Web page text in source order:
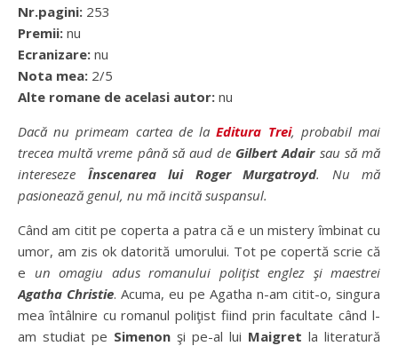
Nr.pagini: 253
Premii: nu
Ecranizare: nu
Nota mea: 2/5
Alte romane de acelasi autor: nu
Dacă nu primeam cartea de laEditura Trei, probabil mai
trecea multă vreme până să aud de Gilbert Adairsau să mă
intereseze Înscenarea lui Roger Murgatroyd. Nu mă
pasionează genul, nu mă incită suspansul.
Când am citit pe coperta a patra că e un mistery îmbinat cu
umor, am zis ok datorită umorului. Tot pe copertă scrie că
e un omagiu adus romanului poliţist englez şi maestrei
Agatha Christie. Acuma, eu pe Agatha n-am citit-o, singura
mea întâlnire cu romanul poliţist fiind prin facultate când l-
am studiat pe Simenon şi pe-al lui Maigret la literatură